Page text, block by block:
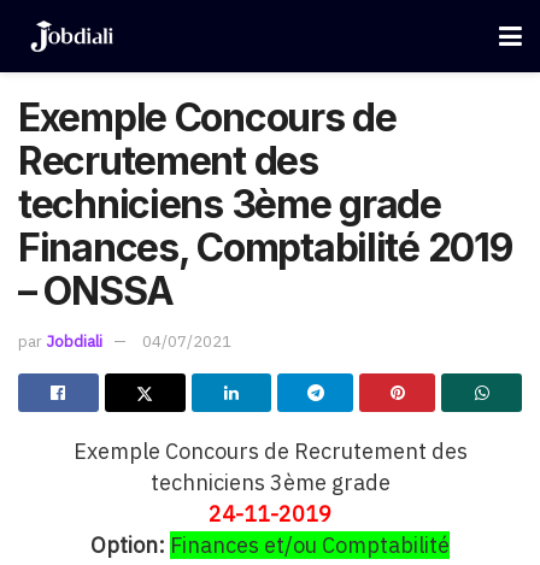
Exemple Concours de
Recrutement des
techniciens 3ème grade
Finances, Comptabilité 2019
– ONSSA
par Jobdiali 04/07/2021
Exemple Concours de Recrutement des
techniciens 3ème grade
24-11-2019
Option: Finances et/ou Comptabilité